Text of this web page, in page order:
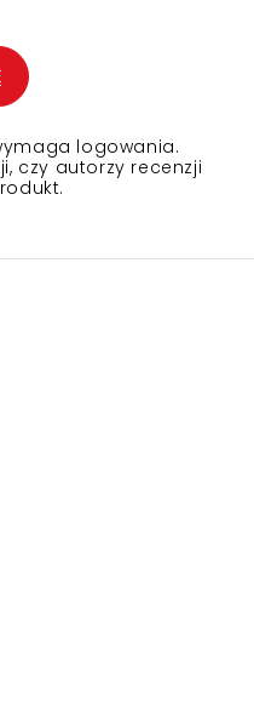
logowania.
czy autorzy recenzji